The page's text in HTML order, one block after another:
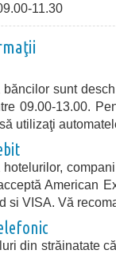
11.30
băncilor sunt
09.00-13.00.
utilizaţi
hotelurilor,
American
si VISA. Vă
din străinatate